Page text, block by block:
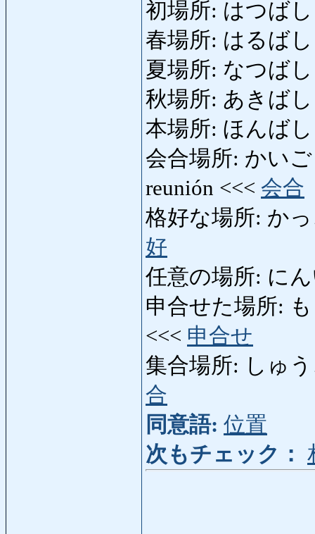
初場所: はつばし
春場所: はるばし
夏場所: なつばし
秋場所: あきばし
本場所: ほんば
会合場所: かい
reunión <<< 会合
格好な場所: か
好
任意の場所: に
申合せた場所:
<<< 申合せ
集合場所: しゅ
合
同意語: 位置
次もチェック：